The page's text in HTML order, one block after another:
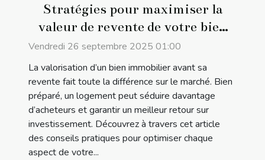
Stratégies pour maximiser la
valeur de revente de votre bien
immobilier
Vendredi 26 septembre 2025 01:00
La valorisation d’un bien immobilier avant sa
revente fait toute la différence sur le marché. Bien
préparé, un logement peut séduire davantage
d’acheteurs et garantir un meilleur retour sur
investissement. Découvrez à travers cet article
des conseils pratiques pour optimiser chaque
aspect de votre...